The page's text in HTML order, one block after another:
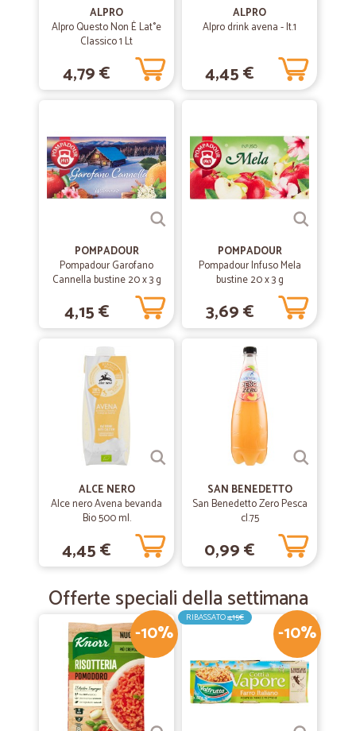
16/07/2020
Daniela B.
Prodotto giusto ottimo servizio lo…
11/06/2020
—Mario S.
qualità e servizio veloce
qualità e servizio veloce consigliato vivamente
30/10/2019
—Paolo M.
Corrispondente a quanto prenotato
Corrispondente a quanto prenotato, servizio veloce e preciso.
— Maria N.
Azienda molto seria e professionale
Azienda molto seria e professionale, velocissimi nella consegna degli
ordini con prezzi bassi. Si meritano 5 stelle , nel mio ordine ho
ricevuto anche una sorpresa carina un regalo.
13/06/2019
—Michele B.
Velocissimi
ALPRO
Alpro Questo Non È Lat°e
Classico 1 Lt
4,79 €
ALPRO
Alpro drink avena - lt.1
4,45 €
POMPADOUR
Pompadour Garofano
Cannella bustine 20 x 3 g
4,15 €
POMPADOUR
Pompadour Infuso Mela
bustine 20 x 3 g
3,69 €
ALCE NERO
Alce nero Avena bevanda
Bio 500 ml.
4,45 €
SAN BENEDETTO
San Benedetto Zero Pesca
cl.75
0,99 €
Offerte speciali della settimana
-10% -10%
RIBASSATO4,15€